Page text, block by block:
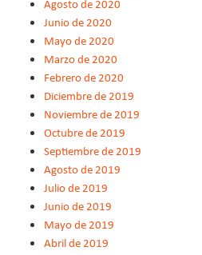
Junio de 2020
Mayo de 2020
Marzo de 2020
Febrero de 2020
Diciembre de 2019
Noviembre de 2019
Octubre de 2019
Septiembre de 2019
Agosto de 2019
Julio de 2019
Junio de 2019
Mayo de 2019
Abril de 2019